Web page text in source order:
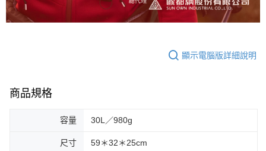
顯示電腦版詳細說明
商品規格
容量 30L／980g
尺寸 59＊32＊25cm